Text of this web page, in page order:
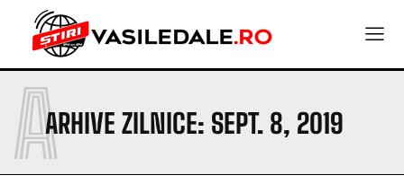
ARHIVE ZILNICE: SEPT. 8, 2019
A